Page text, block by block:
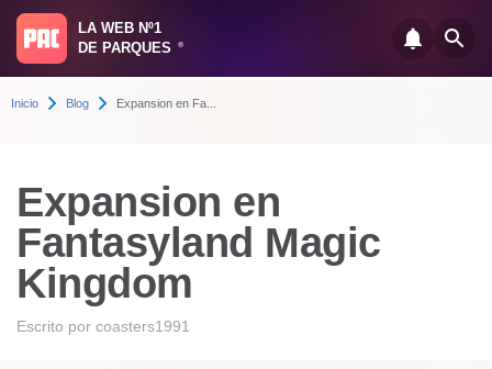
LA WEB Nº1
DE PARQUES
®
Inicio Blog Expansion en Fa...
Expansion en
Fantasyland Magic
Kingdom
Escrito por coasters1991